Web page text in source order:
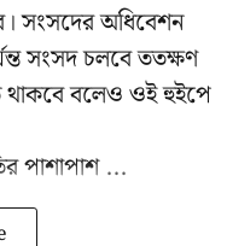
সংসদের অধিবেশন
সংসদ চলবে ততক্ষণ
থাকবে বলেও ওই হুইপে
পাশাপাশ ...